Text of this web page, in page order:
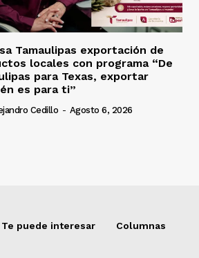
Tamaulipas exportación de
locales con programa “De
para Texas, exportar
es para ti”
Cedillo - Agosto 6, 2026
Te puede interesar Columnas